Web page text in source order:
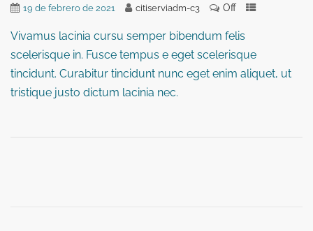
19 de febrero de 2021 citiserviadm-c3 Off
Vivamus lacinia cursu semper bibendum felis
scelerisque in. Fusce tempus e eget scelerisque
tincidunt. Curabitur tincidunt nunc eget enim aliquet, ut
tristique justo dictum lacinia nec.